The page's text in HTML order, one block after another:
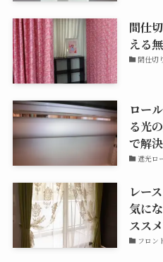
間仕
える
間仕切
ロー
る光
で解
遮光ロ
レー
気に
ススメ
フロン